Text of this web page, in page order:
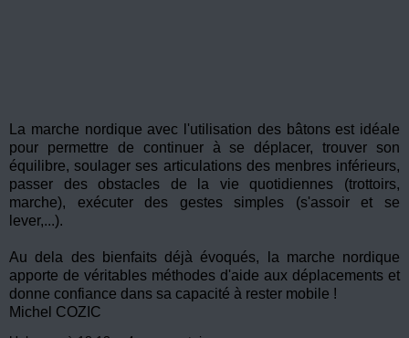
La marche nordique avec l'utilisation des bâtons est idéale
pour permettre de continuer à se déplacer, trouver son
équilibre, soulager ses articulations des menbres inférieurs,
passer des obstacles de la vie quotidiennes (trottoirs,
marche), exécuter des gestes simples (s'assoir et se
lever,...).
Au dela des bienfaits déjà évoqués, la marche nordique
apporte de véritables méthodes d'aide aux déplacements et
donne confiance dans sa capacité à rester mobile !
Michel COZIC